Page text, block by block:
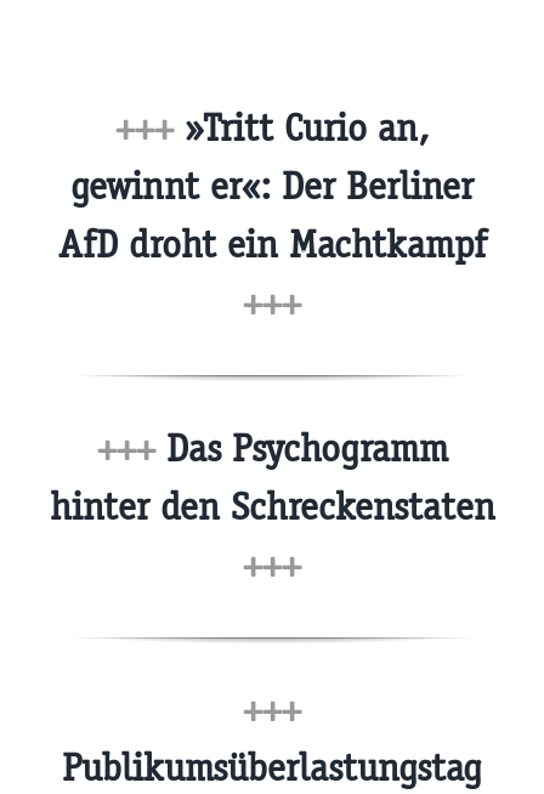
+++»Tritt Curio an,
gewinnt er«: Der Berliner
AfD droht ein Machtkampf
+++
+++Das Psychogramm
hinter den Schreckenstaten
+++
+++
Publikumsüberlastungstag